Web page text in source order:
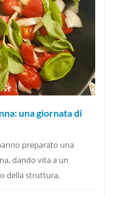
una giornata di
preparato una
dando vita a un
della struttura.